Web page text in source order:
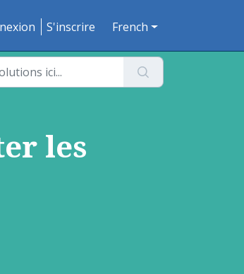
S'inscrire French
les